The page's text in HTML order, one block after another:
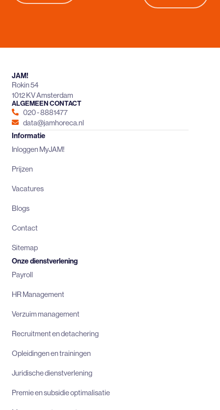
JAM!
Rokin 54
1012 KV Amsterdam
ALGEMEEN CONTACT
020 - 8881477
data@jamhoreca.nl
Informatie
Inloggen MyJAM!
Prijzen
Vacatures
Blogs
Contact
Sitemap
Onze dienstverlening
Payroll
HR Management
Verzuim management
Recruitment en detachering
Opleidingen en trainingen
Juridische dienstverlening
Premie en subsidie optimalisatie